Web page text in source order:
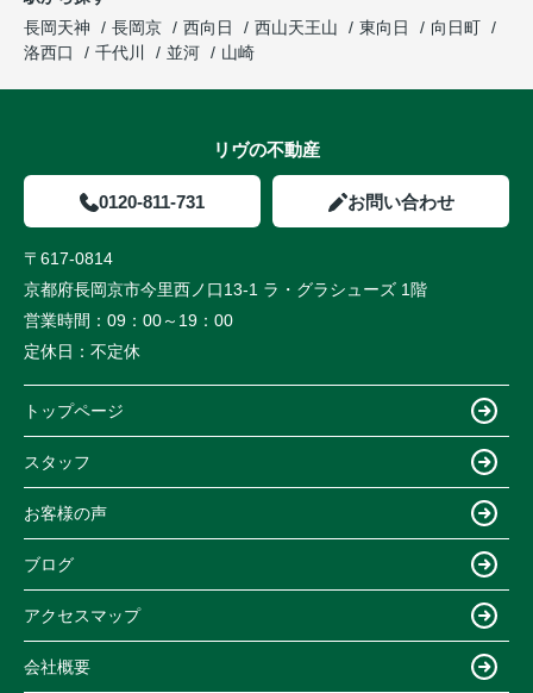
長岡天神
長岡京 西向日 西山天王山 東向日
向日町
洛西口
千代川 並河 山崎
リヴの不動産
0120-811-731 お問い合わせ
〒617-0814
京都府長岡京市今里西ノ口13-1 ラ・グラシューズ 1階
営業時間： 09：00～19：00
定休日： 不定休
トップページ
スタッフ
お客様の声
ブログ
アクセスマップ
会社概要